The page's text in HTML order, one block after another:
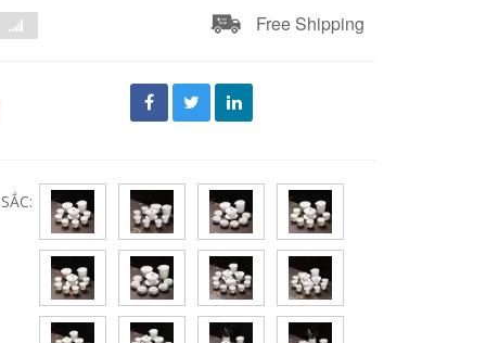
Free Shipping